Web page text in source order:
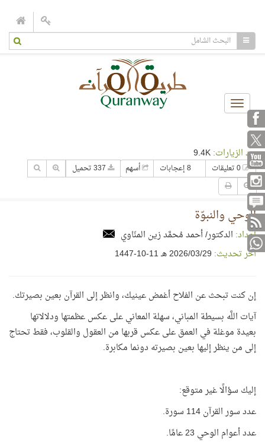
Toggle
navigation
عدد الزيارات:
8 إعجابات أسهم
الوحي والنبوّة
إعداد: الدكتور/ أحمد مُحمَّد زين المنّاوي
آخر تحديث: 29‏/03‏/2026 هـ 11-10-1447
إن كنت تبحث عن الفلاح أغمض عينيك، وانظر إلى القرآن بعين بصيرتك.
آيات اللَّه بسيطة المباني، سهلة المعاني على عكس عظمتها ودلالاتها
بعيدة موغلة في العمق على عكس قربها من العقول والقلوب، فقط تحتاج
إلى من ينظر إليها بعين بصيرته دونما مكابرة.
إليك سؤالًا غير متوقع:
عدد سور القرآن 114 سورة.
عدد أعوام الوحي 23 عامًا.